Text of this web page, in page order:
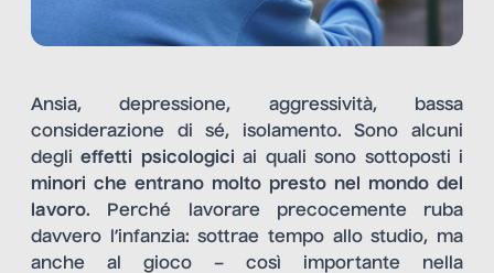
Ansia, depressione, aggressività, bassa
considerazione di sé, isolamento. Sono alcuni
deglieffetti psicologici ai quali sono sottoposti i
minori che entrano molto presto nel mondo del
lavoro. Perché lavorare precocemente ruba
davvero l’infanzia: sottrae tempo allo studio, ma
anche al gioco – così importante nella